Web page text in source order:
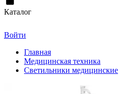
Каталог
Войти
Главная
Медицинская техника
Светильники медицинские